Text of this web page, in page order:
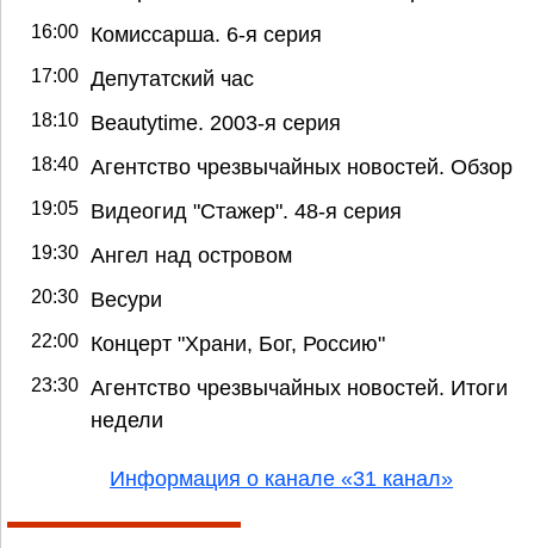
16:00 Комиссарша. 6-я серия
17:00 Депутатский час
18:10 Beautytime. 2003-я серия
18:40 Агентство чрезвычайных новостей. Обзор
19:05 Видеогид "Стажер". 48-я серия
19:30 Ангел над островом
20:30 Весури
22:00 Концерт "Храни, Бог, Россию"
23:30 Агентство чрезвычайных новостей. Итоги
недели
Информация о канале «31 канал»